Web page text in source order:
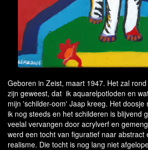
Geboren in Zeist, maart 1947. Het zal
zijn geweest, dat ik aquarelpotloden en
mijn 'schilder-oom' Jaap kreeg. Het
ik nog steeds en het schilderen is blijvend
veelal vervangen door acrylverf en
werd een tocht van figuratief naar abstract
realisme. Die tocht is nog lang niet